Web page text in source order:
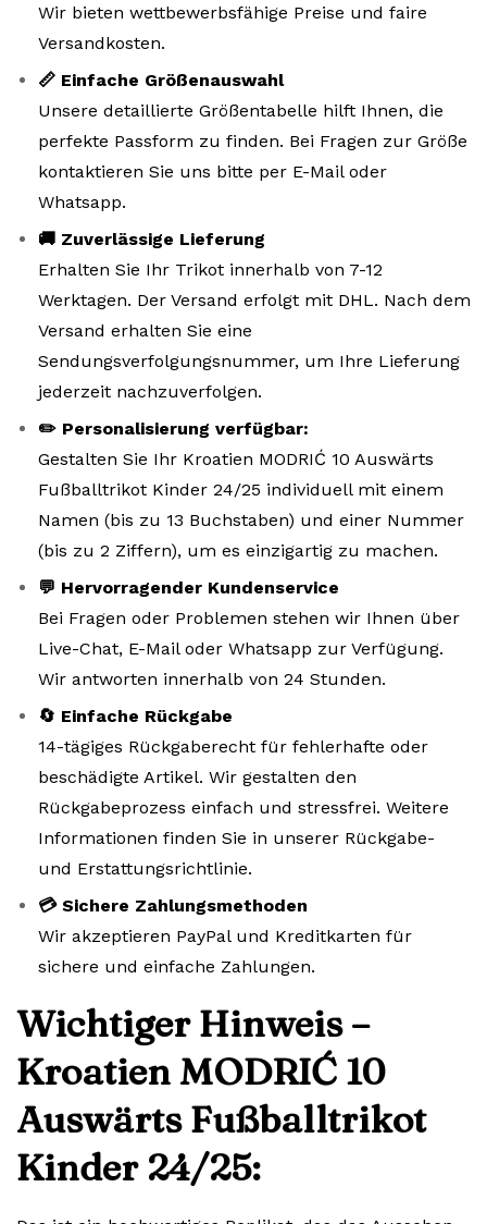
Wir bieten wettbewerbsfähige Preise und faire
Versandkosten.
📏 Einfache Größenauswahl
Unsere detaillierte Größentabelle hilft Ihnen, die
perfekte Passform zu finden. Bei Fragen zur Größe
kontaktieren Sie uns bitte per E-Mail oder
Whatsapp.
🚚 Zuverlässige Lieferung
Erhalten Sie Ihr Trikot innerhalb von 7-12
Werktagen. Der Versand erfolgt mit DHL. Nach dem
Versand erhalten Sie eine
Sendungsverfolgungsnummer, um Ihre Lieferung
jederzeit nachzuverfolgen.
✏️ Personalisierung verfügbar:
Gestalten Sie Ihr Kroatien MODRIĆ 10 Auswärts
Fußballtrikot Kinder 24/25 individuell mit einem
Namen (bis zu 13 Buchstaben) und einer Nummer
(bis zu 2 Ziffern), um es einzigartig zu machen.
💬 Hervorragender Kundenservice
Bei Fragen oder Problemen stehen wir Ihnen über
Live-Chat, E-Mail oder Whatsapp zur Verfügung.
Wir antworten innerhalb von 24 Stunden.
🔄 Einfache Rückgabe
14-tägiges Rückgaberecht für fehlerhafte oder
beschädigte Artikel. Wir gestalten den
Rückgabeprozess einfach und stressfrei. Weitere
Informationen finden Sie in unserer Rückgabe-
und Erstattungsrichtlinie.
💳 Sichere Zahlungsmethoden
Wir akzeptieren PayPal und Kreditkarten für
sichere und einfache Zahlungen.
Wichtiger Hinweis –
Kroatien MODRIĆ 10
Auswärts Fußballtrikot
Kinder 24/25: